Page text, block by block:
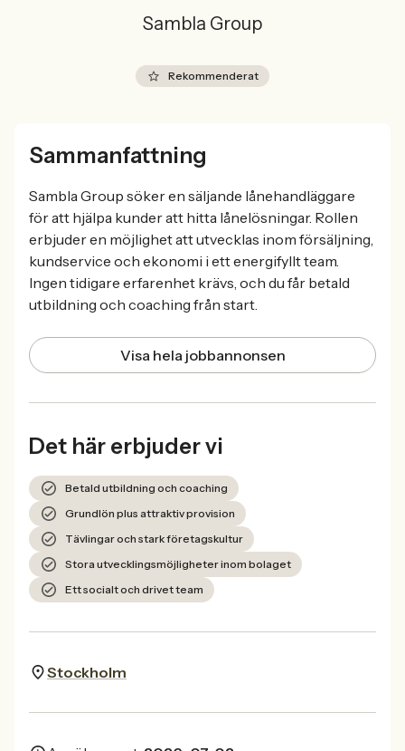
Sambla Group
Rekommenderat
Sammanfattning
Sambla Group söker en säljande lånehandläggare
för att hjälpa kunder att hitta lånelösningar. Rollen
erbjuder en möjlighet att utvecklas inom försäljning,
kundservice och ekonomi i ett energifyllt team.
Ingen tidigare erfarenhet krävs, och du får betald
utbildning och coaching från start.
Visa hela jobbannonsen
Det här erbjuder vi
Betald utbildning och coaching
Grundlön plus attraktiv provision
Tävlingar och stark företagskultur
Stora utvecklingsmöjligheter inom bolaget
Ett socialt och drivet team
Stockholm